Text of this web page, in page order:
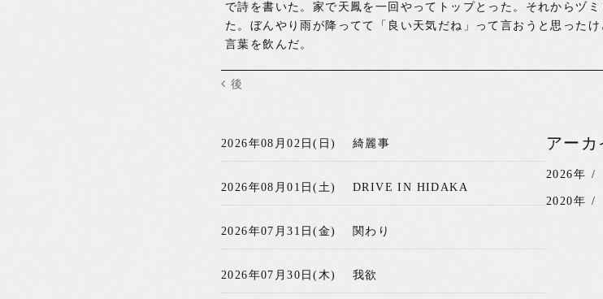
で詩を書いた。家で天鳳を一回やってトップとった。それからヅ
た。ぼんやり雨が降ってて「良い天気だね」って言おうと思った
言葉を飲んだ。
後
2026年08月02日(日) 綺麗事
2026年08月01日(土) DRIVE IN HIDAKA
2026年07月31日(金) 関わり
2026年07月30日(木) 我欲
アーカ
2026年
2020年